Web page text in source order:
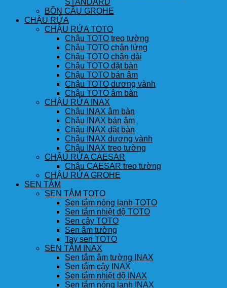
STANDARD
BỒN CẦU GROHE
CHẬU RỬA
CHẬU RỬA TOTO
Chậu TOTO treo tường
Chậu TOTO chân lửng
Chậu TOTO chân dài
Chậu TOTO đặt bàn
Chậu TOTO bán âm
Chậu TOTO dương vành
Chậu TOTO âm bàn
CHẬU RỬA INAX
Chậu INAX âm bàn
Chậu INAX bán âm
Chậu INAX đặt bàn
Chậu INAX dương vành
Chậu INAX treo tường
CHẬU RỬA CAESAR
Chậu CAESAR treo tường
CHẬU RỬA GROHE
SEN TẮM
SEN TẮM TOTO
Sen tắm nóng lạnh TOTO
Sen tắm nhiệt độ TOTO
Sen cây TOTO
Sen âm tường
Tay sen TOTO
SEN TẮM INAX
Sen tắm âm tường INAX
Sen tắm cây INAX
Sen tắm nhiệt độ INAX
Sen tắm nóng lạnh INAX